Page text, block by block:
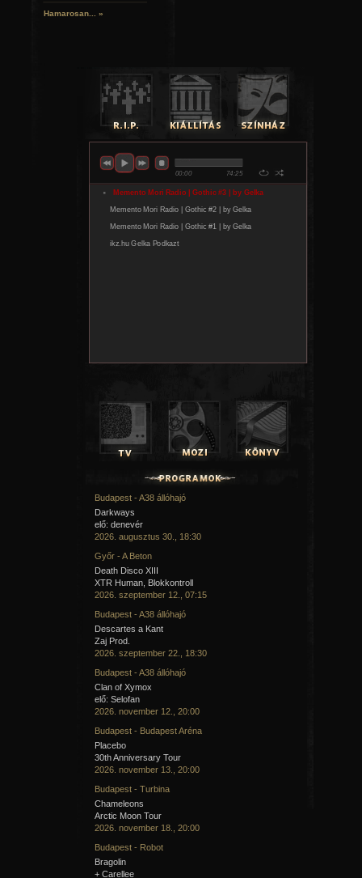
Hamarosan... »
Budapest - A38 állóhajó
Darkways
elő: denevér
2026. augusztus 30., 18:30
Győr - A Beton
Death Disco XIII
XTR Human, Blokkontroll
2026. szeptember 12., 07:15
Budapest - A38 állóhajó
Descartes a Kant
Zaj Prod.
2026. szeptember 22., 18:30
Budapest - A38 állóhajó
Clan of Xymox
elő: Selofan
2026. november 12., 20:00
Budapest - Budapest Aréna
Placebo
30th Anniversary Tour
2026. november 13., 20:00
Budapest - Turbina
Chameleons
Arctic Moon Tour
2026. november 18., 20:00
Budapest - Robot
Bragolin
+ Carellee